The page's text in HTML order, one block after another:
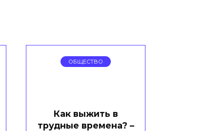
ОБЩЕСТВО
Как выжить в
трудные времена? –